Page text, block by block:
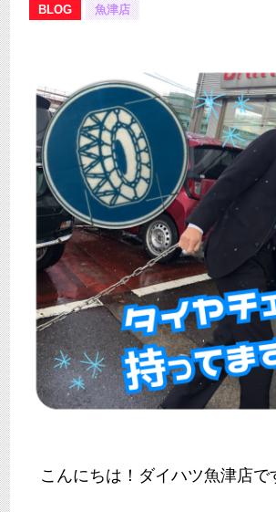
BLOG
魚津店
こんにちは！ダイハツ魚津店で